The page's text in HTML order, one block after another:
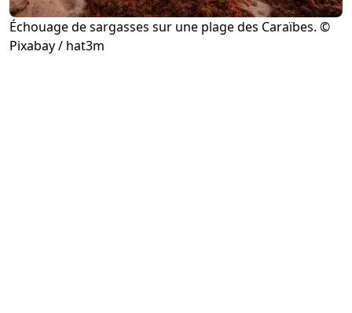
Échouage de sargasses sur une plage des Caraïbes. ©
Pixabay / hat3m